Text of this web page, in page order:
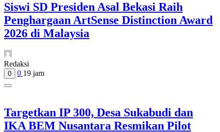
Siswi SD Presiden Asal Bekasi Raih
Penghargaan ArtSense Distinction Award
2026 di Malaysia
Redaksi
0 0 19 jam
Targetkan IP 300, Desa Sukabudi dan
IKA BEM Nusantara Resmikan Pilot